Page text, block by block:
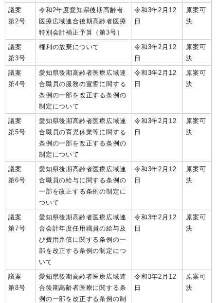
議案
第2号
令和2年度愛知県後期高齢者
医療広域連合後期高齢者医療
特別会計補正予算（第3号）
令和3年2月12
日
原案可
決
議案
第3号
権利の放棄について
令和3年2月12
日
原案可
決
議案
第4号
愛知県後期高齢者医療広域連
合職員の服務の宣誓に関する
条例の一部を改正する条例の
制定について
令和3年2月12
日
原案可
決
議案
第5号
愛知県後期高齢者医療広域連
合職員の育児休業等に関する
条例の一部を改正する条例の
制定について
令和3年2月12
日
原案可
決
議案
第6号
愛知県後期高齢者医療広域連
合職員の給与に関する条例の
一部を改正する条例の制定に
ついて
令和3年2月12
日
原案可
決
議案
第7号
愛知県後期高齢者医療広域連
合会計年度任用職員の給与及
び費用弁償に関する条例の一
部を改正する条例の制定につ
いて
令和3年2月12
日
原案可
決
議案
第8号
愛知県後期高齢者医療広域連
合後期高齢者医療に関する条
例の一部を改正する条例の制
令和3年2月12
日
原案可
決